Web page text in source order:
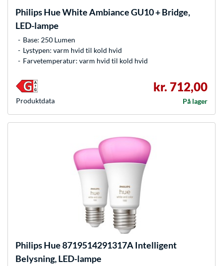
Philips HueWhite Ambiance GU10 + Bridge,
LED-lampe
Base: 250 Lumen
Lystypen: varm hvid til kold hvid
Farvetemperatur: varm hvid til kold hvid
kr. 712,00
På lager
Produkt­data
Philips Hue8719514291317A Intelligent
Belysning, LED-lampe